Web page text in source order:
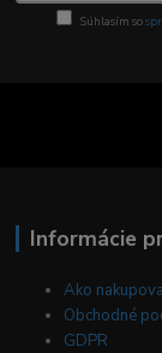
Súhlasím so
Informácie
Ako
Obchodné
GDPR